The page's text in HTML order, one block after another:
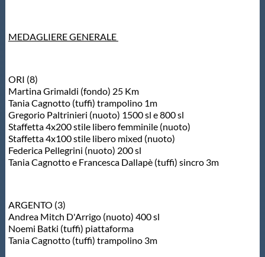
Area Legislativa
Protezione Civile
Qualità
Sostenibilità
Privacy
MEDAGLIERE GENERALE
ORI (8)
Martina Grimaldi (fondo) 25 Km
Tania Cagnotto (tuffi) trampolino 1m
Gregorio Paltrinieri (nuoto) 1500 sl e 800 sl
Staffetta 4x200 stile libero femminile (nuoto)
Staffetta 4x100 stile libero mixed (nuoto)
Federica Pellegrini (nuoto) 200 sl
Tania Cagnotto e Francesca Dallapè (tuffi) sincro 3m
ARGENTO (3)
Andrea Mitch D'Arrigo (nuoto) 400 sl
Noemi Batki (tuffi) piattaforma
Tania Cagnotto (tuffi) trampolino 3m